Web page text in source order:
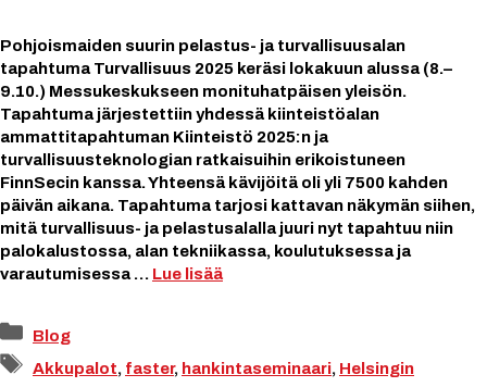
Pohjoismaiden suurin pelastus- ja turvallisuusalan
tapahtuma Turvallisuus 2025 keräsi lokakuun alussa (8.–
9.10.) Messukeskukseen monituhatpäisen yleisön.
Tapahtuma järjestettiin yhdessä kiinteistöalan
ammattitapahtuman Kiinteistö 2025:n ja
turvallisuusteknologian ratkaisuihin erikoistuneen
FinnSecin kanssa. Yhteensä kävijöitä oli yli 7500 kahden
päivän aikana. Tapahtuma tarjosi kattavan näkymän siihen,
mitä turvallisuus- ja pelastusalalla juuri nyt tapahtuu niin
palokalustossa, alan tekniikassa, koulutuksessa ja
varautumisessa … Lue lisää
Kategoriat
Blog
Avainsanat
Akkupalot, faster, hankintaseminaari, Helsingin